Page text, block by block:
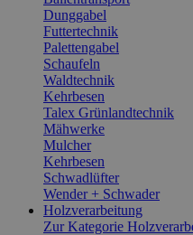
Dunggabel
Futtertechnik
Palettengabel
Schaufeln
Waldtechnik
Kehrbesen
Talex Grünlandtechnik
Mähwerke
Mulcher
Kehrbesen
Schwadlüfter
Wender + Schwader
Holzverarbeitung
Zur Kategorie